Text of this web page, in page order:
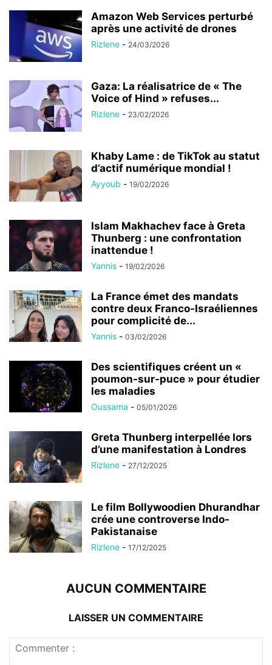
Amazon Web Services perturbé
après une activité de drones
Rizlene - 24/03/2026
Gaza: La réalisatrice de « The
Voice of Hind » refuses...
Rizlene - 23/02/2026
Khaby Lame : de TikTok au statut
d’actif numérique mondial !
Ayyoub - 19/02/2026
Islam Makhachev face à Greta
Thunberg : une confrontation
inattendue !
Yannis - 19/02/2026
La France émet des mandats
contre deux Franco-Israéliennes
pour complicité de...
Yannis - 03/02/2026
Des scientifiques créent un «
poumon-sur-puce » pour étudier
les maladies
Oussama - 05/01/2026
Greta Thunberg interpellée lors
d’une manifestation à Londres
Rizlene - 27/12/2025
Le film Bollywoodien Dhurandhar
crée une controverse Indo-
Pakistanaise
Rizlene - 17/12/2025
AUCUN COMMENTAIRE
LAISSER UN COMMENTAIRE